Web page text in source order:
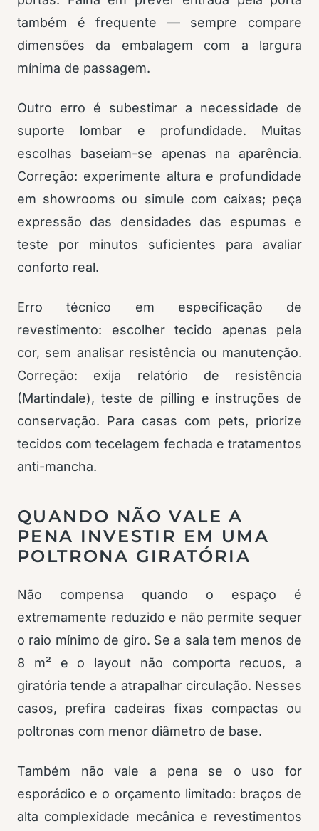
também é frequente — sempre compare
dimensões da embalagem com a largura
mínima de passagem.
Outro erro é subestimar a necessidade de
suporte lombar e profundidade. Muitas
escolhas baseiam-se apenas na aparência.
Correção: experimente altura e profundidade
em showrooms ou simule com caixas; peça
expressão das densidades das espumas e
teste por minutos suficientes para avaliar
conforto real.
Erro técnico em especificação de
revestimento: escolher tecido apenas pela
cor, sem analisar resistência ou manutenção.
Correção: exija relatório de resistência
(Martindale), teste de pilling e instruções de
conservação. Para casas com pets, priorize
tecidos com tecelagem fechada e tratamentos
anti-mancha.
QUANDO NÃO VALE A
PENA INVESTIR EM UMA
POLTRONA GIRATÓRIA
Não compensa quando o espaço é
extremamente reduzido e não permite sequer
o raio mínimo de giro. Se a sala tem menos de
8 m² e o layout não comporta recuos, a
giratória tende a atrapalhar circulação. Nesses
casos, prefira cadeiras fixas compactas ou
poltronas com menor diâmetro de base.
Também não vale a pena se o uso for
esporádico e o orçamento limitado: braços de
alta complexidade mecânica e revestimentos